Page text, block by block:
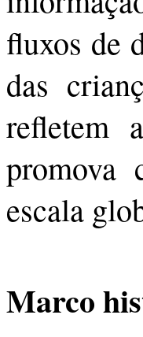
fluxos de
das
refletem
promova
escala
Marco